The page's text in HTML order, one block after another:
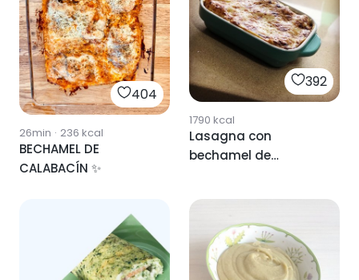
404
26min · 236 kcal
BECHAMEL DE
CALABACÍN ✨
392
1790 kcal
Lasagna con
bechamel de